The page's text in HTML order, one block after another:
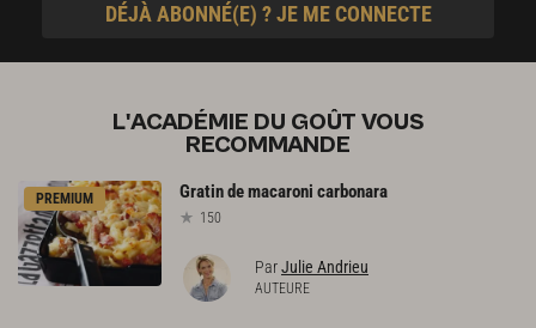
DÉJÀ ABONNÉ(E) ? JE ME CONNECTE
L'ACADÉMIE DU GOÛT VOUS
RECOMMANDE
PREMIUM Gratindemacaroni carbonara
150
ParJulie Andrieu
AUTEURE